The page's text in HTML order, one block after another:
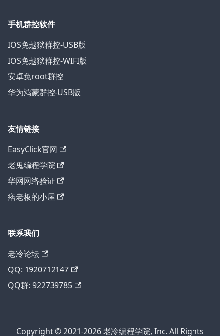
手机群控软件
IOS免越狱群控-USB版
IOS免越狱群控-WIFI版
安卓免root群控
华为鸿蒙群控-USB版
友情链接
EasyClick官网
老鬼编程学院
华网网络验证
痞老板的小屋
联系我们
老冷论坛
QQ: 1920712147
QQ群: 922739785
Copyright © 2021-2026 老冷编程学院, Inc. All Rights